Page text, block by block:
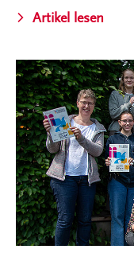
Artikel lesen